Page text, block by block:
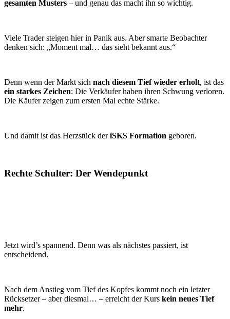
gesamten Musters – und genau das macht ihn so wichtig.
Viele Trader steigen hier in Panik aus. Aber smarte Beobachter
denken sich: „Moment mal… das sieht bekannt aus.“
Denn wenn der Markt sich nach diesem Tief wieder erholt, ist das
ein starkes Zeichen: Die Verkäufer haben ihren Schwung verloren.
Die Käufer zeigen zum ersten Mal echte Stärke.
Und damit ist das Herzstück deriSKS Formation geboren.
Rechte Schulter: Der Wendepunkt
Jetzt wird’s spannend. Denn was als nächstes passiert, ist
entscheidend.
Nach dem Anstieg vom Tief des Kopfes kommt noch ein letzter
Rücksetzer – aber diesmal… – erreicht der Kurs kein neues Tief
mehr.